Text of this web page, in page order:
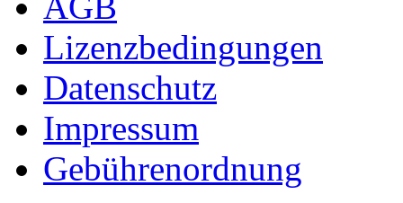
Lizenzbedingungen
Datenschutz
Impressum
Gebührenordnung